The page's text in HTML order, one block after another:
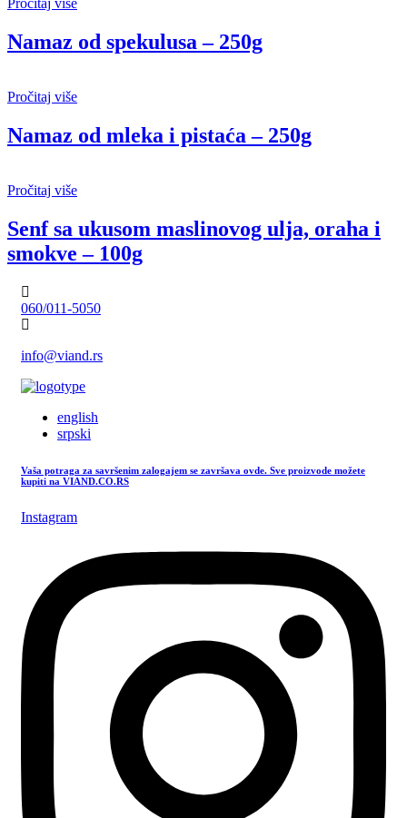
Pročitaj više
Namaz od spekulusa – 250g
Pročitaj više
Namaz od mleka i pistaća – 250g
Pročitaj više
Senf sa ukusom maslinovog ulja, oraha i
smokve – 100g
060/011-5050
info@viand.rs
english
srpski
Vaša potraga za savršenim zalogajem se završava ovde. Sve proizvode možete
kupiti na VIAND.CO.RS
Instagram